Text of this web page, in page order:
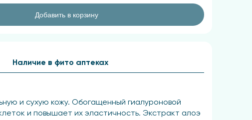
Добавить в корзину
и сухую кожу. Обогащенный гиалуроновой
и повышает их эластичность. Экстракт алоэ
Наличие в фито аптеках